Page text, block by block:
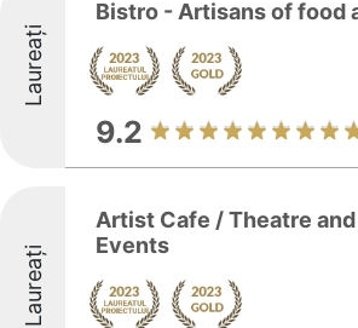
Laureați
Bistro - Artisans of food
9.2
Laureați
Artist Cafe / Theatre
Events